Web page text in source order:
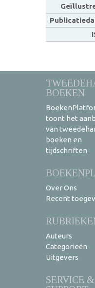
BOEKEN
toont het
van
boeken en
tijdschriften
Over Ons
Recent
Auteurs
Categorieën
Uitgevers
SERVICE &